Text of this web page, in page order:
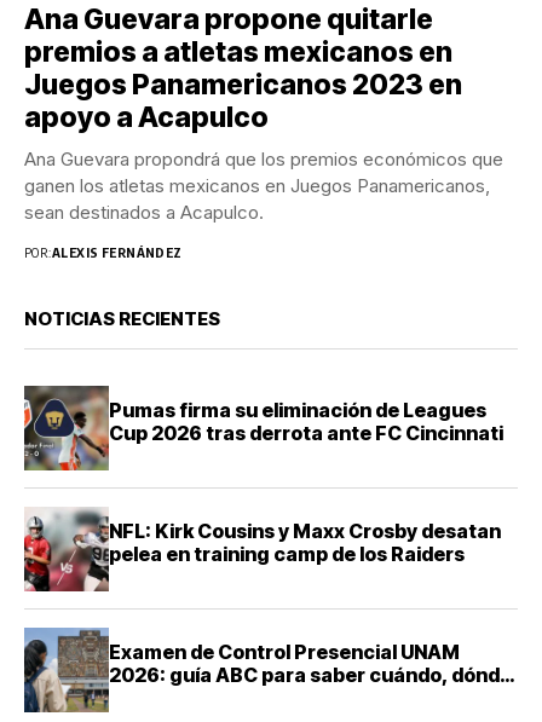
Ana Guevara propone quitarle
premios a atletas mexicanos en
Juegos Panamericanos 2023 en
apoyo a Acapulco
Ana Guevara propondrá que los premios económicos que
ganen los atletas mexicanos en Juegos Panamericanos,
sean destinados a Acapulco.
POR:ALEXIS FERNÁNDEZ
NOTICIAS RECIENTES
Pumas firma su eliminación de Leagues
Cup 2026 tras derrota ante FC Cincinnati
NFL: Kirk Cousins y Maxx Crosby desatan
pelea en training camp de los Raiders
Examen de Control Presencial UNAM
2026: guía ABC para saber cuándo, dónde